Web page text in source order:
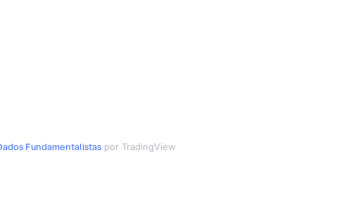
Fundamentalistaspor TradingView